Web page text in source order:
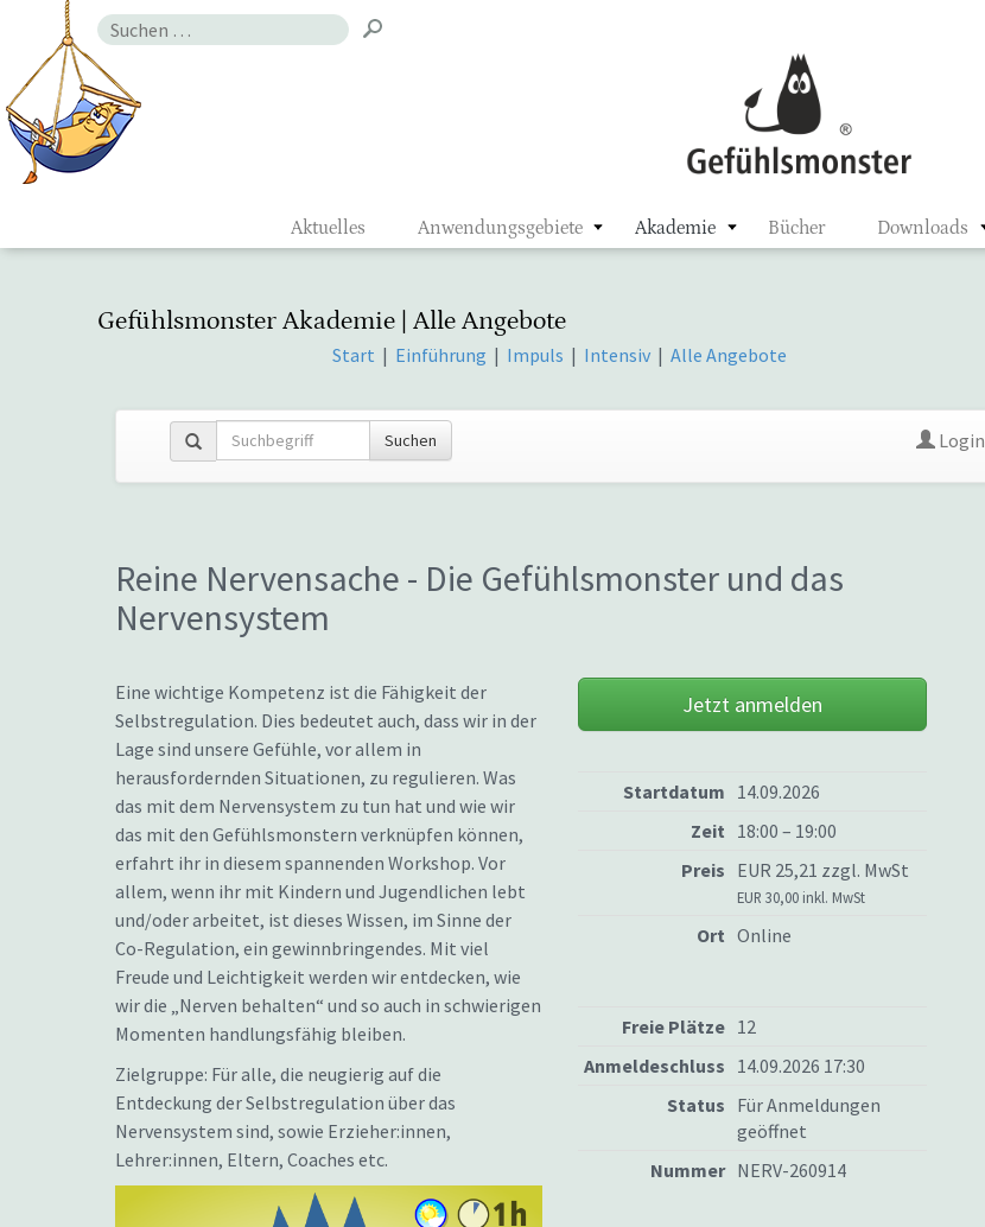
Aktuelles Anwendungsgebiete Akademie Bücher Downloads
Suchen
Gefühlsmonster Akademie | Alle Angebote
Start | Einführung | Impuls | Intensiv |Alle Angebote
Suchen Login
Reine Nervensache - Die Gefühlsmonster und das
Nervensystem
Eine wichtige Kompetenz ist die Fähigkeit der
Selbstregulation. Dies bedeutet auch, dass wir in der
Lage sind unsere Gefühle, vor allem in
herausfordernden Situationen, zu regulieren. Was
das mit dem Nervensystem zu tun hat und wie wir
das mit den Gefühlsmonstern verknüpfen können,
erfahrt ihr in diesem spannenden Workshop. Vor
allem, wenn ihr mit Kindern und Jugendlichen lebt
und/oder arbeitet, ist dieses Wissen, im Sinne der
Co-Regulation, ein gewinnbringendes. Mit viel
Freude und Leichtigkeit werden wir entdecken, wie
wir die „Nerven behalten“ und so auch in schwierigen
Momenten handlungsfähig bleiben.
Zielgruppe: Für alle, die neugierig auf die
Entdeckung der Selbstregulation über das
Nervensystem sind, sowie Erzieher:innen,
Lehrer:innen, Eltern, Coaches etc.
Jetzt anmelden
Startdatum 14.09.2026
Zeit 18:00 – 19:00
Preis EUR 25,21 zzgl. MwSt
EUR 30,00 inkl. MwSt
Ort Online
Freie Plätze 12
Anmeldeschluss 14.09.2026 17:30
Status Für Anmeldungen
geöffnet
Nummer NERV-260914